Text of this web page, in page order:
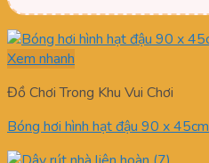
Xem nhanh
Đồ Chơi Trong Khu Vui Chơi
Bóng hơi hình hạt đậu 90 x 45cm